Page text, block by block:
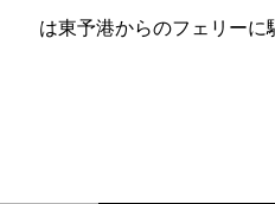
は東予港からのフェリー